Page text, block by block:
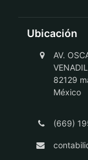
Ubicación
AV.
82129
México
(669)